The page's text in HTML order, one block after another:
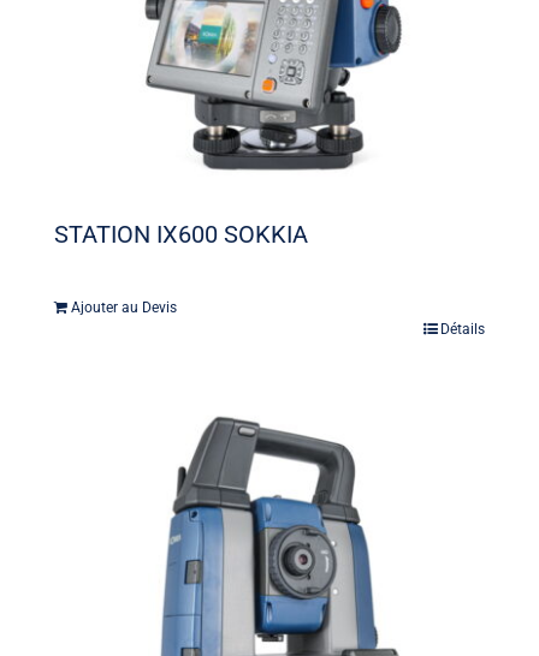
STATION IX600 SOKKIA
Ajouter au Devis
Détails